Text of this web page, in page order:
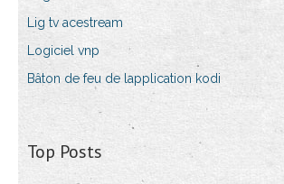
Lig tv acestream
Logiciel vnp
Bâton de feu de lapplication kodi
Top Posts